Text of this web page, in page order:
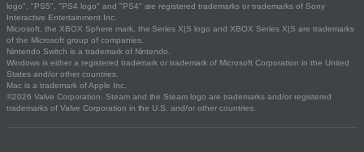
logo", "PS5", "PS4 logo" and "PS4" are registered trademarks or trademarks of Sony
Interactive Entertainment Inc.
Microsoft, the XBOX Sphere mark, the Series X|S logo and XBOX Series X|S are trademarks
of the Microsoft group of companies.
Nintendo Switch is a trademark of Nintendo.
Windows is either a registered trademark or trademark of Microsoft Corporation in the United
States and/or other countries.
Mac is a trademark of Apple Inc.
©2026 Valve Corporation. Steam and the Steam logo are trademarks and/or registered
trademarks of Valve Corporation in the U.S. and/or other countries.